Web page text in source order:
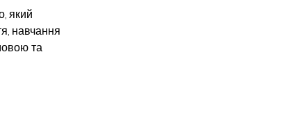
який
навчання
та